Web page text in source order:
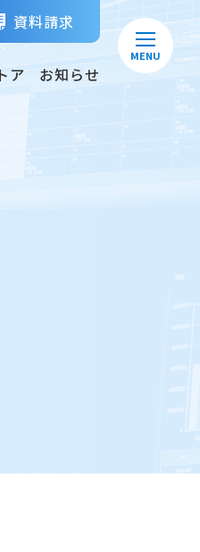
MENU
資料請求
ア お知らせ